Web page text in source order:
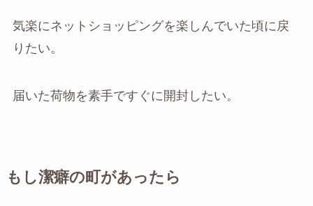
気楽にネットショッピングを楽しんでいた頃に戻
りたい。
届いた荷物を素手ですぐに開封したい。
もし潔癖の町があったら